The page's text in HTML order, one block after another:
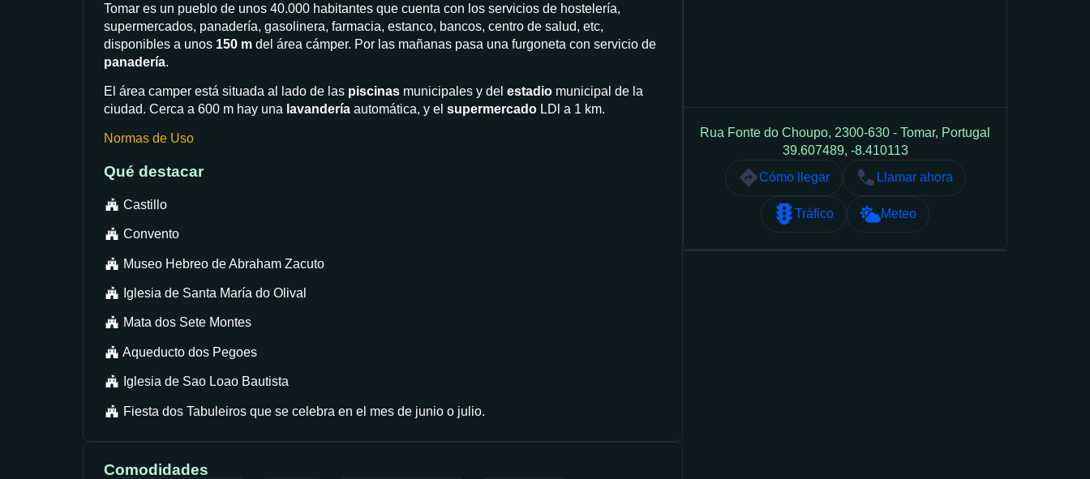
Tomar es un pueblo de unos 40.000 habitantes que cuenta con los servicios de hostelería,
supermercados, panadería, gasolinera, farmacia, estanco, bancos, centro de salud, etc,
disponibles a unos 150 m del área cámper. Por las mañanas pasa una furgoneta con servicio de
panadería.
El área camper está situada al lado de las piscinas municipales y del estadio municipal de la
ciudad. Cerca a 600 m hay una lavandería automática, y el supermercado LDl a 1 km.
Normas de Uso
Qué destacar
Castillo
Convento
Museo Hebreo de Abraham Zacuto
Iglesia de Santa María do Olival
Mata dos Sete Montes
Aqueducto dos Pegoes
Iglesia de Sao Loao Bautista
Fiesta dos Tabuleiros que se celebra en el mes de junio o julio.
Comodidades
Rua Fonte do Choupo, 2300-630 - Tomar, Portugal
39.607489, -8.410113
Cómo llegar
Llamar ahora
Tráfico Meteo